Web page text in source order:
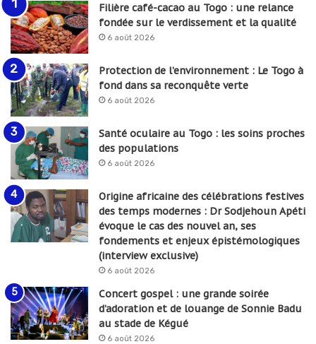
Filière café-cacao au Togo : une relance
fondée sur le verdissement et la qualité
6 août 2026
Protection de l’environnement : Le Togo à
fond dans sa reconquête verte
6 août 2026
Santé oculaire au Togo : les soins proches
des populations
6 août 2026
Origine africaine des célébrations festives
des temps modernes : Dr Sodjehoun Apéti
évoque le cas des nouvel an, ses
fondements et enjeux épistémologiques
(interview exclusive)
6 août 2026
Concert gospel : une grande soirée
d’adoration et de louange de Sonnie Badu
au stade de Kégué
6 août 2026